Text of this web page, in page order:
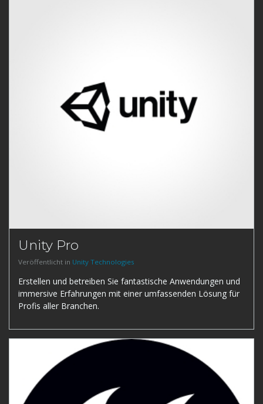
Unity Pro
Veröffentlicht in Unity Technologies
Erstellen und betreiben Sie fantastische Anwendungen und
immersive Erfahrungen mit einer umfassenden Lösung für
Profis aller Branchen.